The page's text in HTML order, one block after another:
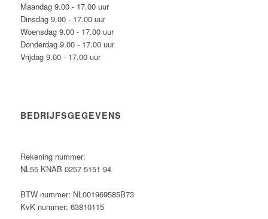
Maandag 9.00 - 17.00 uur
Dinsdag 9.00 - 17.00 uur
Woensdag 9.00 - 17.00 uur
Donderdag 9.00 - 17.00 uur
Vrijdag 9.00 - 17.00 uur
BEDRIJFSGEGEVENS
Rekening nummer:
NL55 KNAB 0257 5151 94
BTW nummer: NL001969585B73
KvK nummer: 63810115